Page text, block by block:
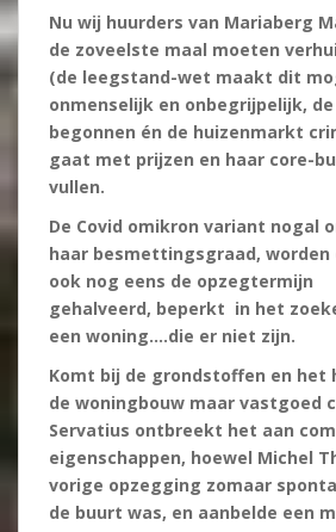
Nu wij huurders van Mariaberg
de zoveelste maal moeten
(de leegstand-wet maakt dit
onmenselijk en onbegrijpelijk,
begonnen én de huizenmarkt
gaat met prijzen en haar core-
vullen.
De Covid omikron variant nogal
haar besmettingsgraad, worden
ook nog eens de opzegtermijn
gehalveerd, beperkt in het
een woning….die er niet zijn.
Komt bij de grondstoffen en
de woningbouw maar vastgoed
Servatius ontbreekt het aan
eigenschappen, hoewel Michel
vorige opzegging zomaar
de buurt was, en aanbelde een